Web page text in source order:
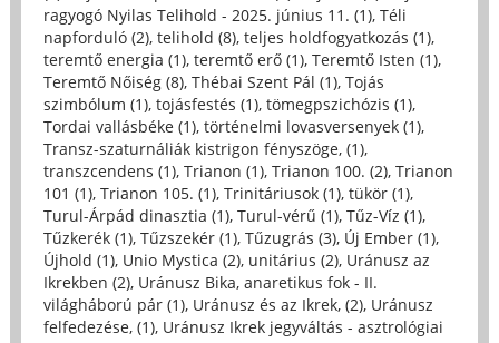
ragyogó Nyilas Telihold - 2025. június 11. (1), Téli
napforduló (2), telihold (8), teljes holdfogyatkozás (1),
teremtő energia (1), teremtő erő (1), Teremtő Isten (1),
Teremtő Nőiség (8), Thébai Szent Pál (1), Tojás
szimbólum (1), tojásfestés (1), tömegpszichózis (1),
Tordai vallásbéke (1), történelmi lovasversenyek (1),
Transz-szaturnáliák kistrigon fényszöge, (1),
transzcendens (1), Trianon (1), Trianon 100. (2), Trianon
101 (1), Trianon 105. (1), Trinitáriusok (1), tükör (1),
Turul-Árpád dinasztia (1), Turul-vérű (1), Tűz-Víz (1),
Tűzkerék (1), Tűzszekér (1), Tűzugrás (3), Új Ember (1),
Újhold (1), Unio Mystica (2), unitárius (2), Uránusz az
Ikrekben (2), Uránusz Bika, anaretikus fok - II.
világháború pár (1), Uránusz és az Ikrek, (2), Uránusz
felfedezése, (1), Uránusz Ikrek jegyváltás - asztrológiai